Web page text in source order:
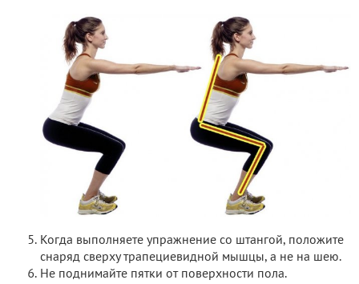
Когда выполняете упражнение со штангой, положите
снаряд сверху трапециевидной мышцы, а не на шею.
Не поднимайте пятки от поверхности пола.